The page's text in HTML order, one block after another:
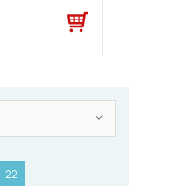
22